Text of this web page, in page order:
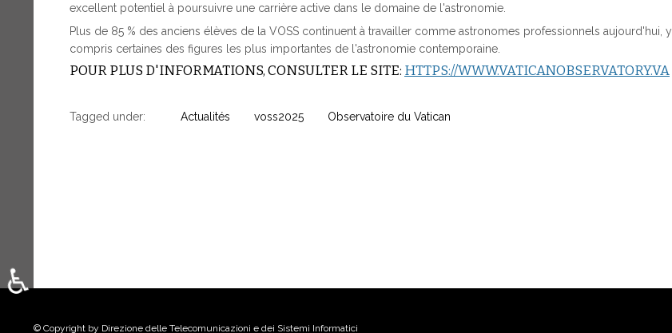
excellent potentiel à poursuivre une carrière active dans le domaine de l'astronomie.
Plus de 85 % des anciens élèves de la VOSS continuent à travailler comme astronomes professionnels aujourd'hui, y
compris certaines des figures les plus importantes de l'astronomie contemporaine.
POUR PLUS D'INFORMATIONS, CONSULTER LE SITE: HTTPS://WWW.VATICANOBSERVATORY.VA
Tagged under: Actualités voss2025 Observatoire du Vatican
© Copyright by Direzione delle Telecomunicazioni e dei Sistemi Informatici